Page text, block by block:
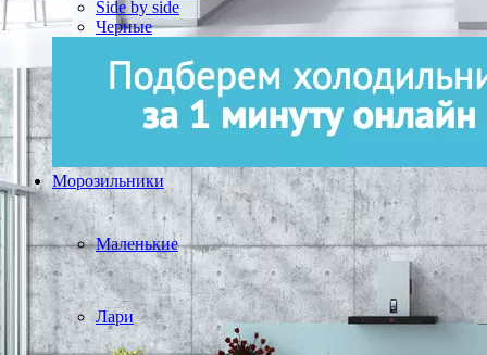
Side by side
Черные
Морозильники
Маленькие
Лари